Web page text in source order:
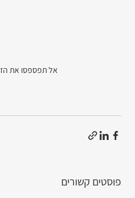
אל תפספסו את
פוסטים קשורים